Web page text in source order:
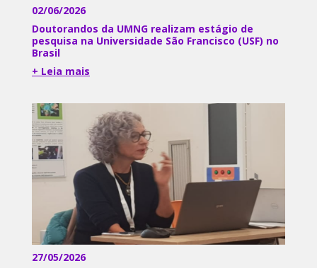
02/06/2026
Doutorandos da UMNG realizam estágio de
pesquisa na Universidade São Francisco (USF) no
Brasil
+ Leia mais
27/05/2026